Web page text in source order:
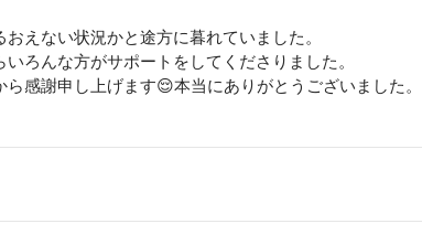
えない状況かと途方に暮れていました。
ろんな方がサポートをしてくださりました。
感謝申し上げます😌本当にありがとうございました。